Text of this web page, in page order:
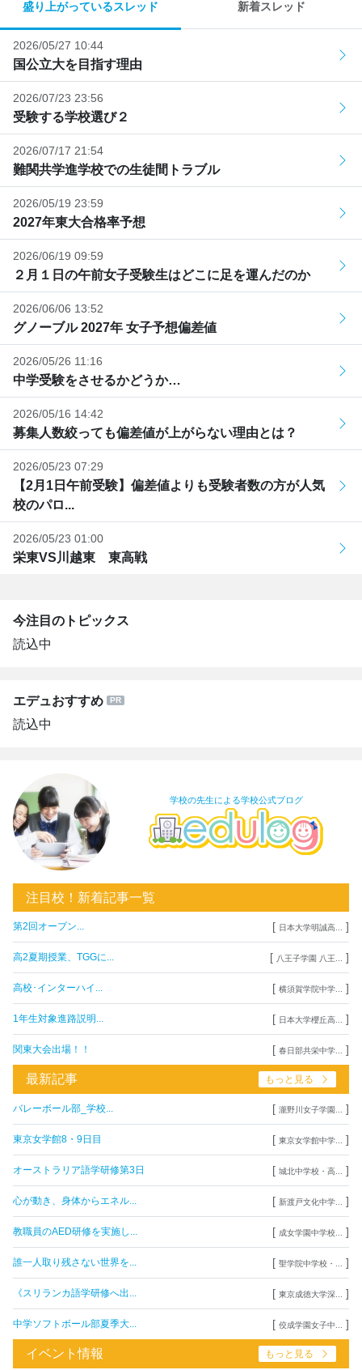
盛り上がっているスレッド 新着スレッド
2026/05/27 10:44
国公立大を目指す理由
2026/07/23 23:56
受験する学校選び２
2026/07/17 21:54
難関共学進学校での生徒間トラブル
2026/05/19 23:59
2027年東大合格率予想
2026/06/19 09:59
２月１日の午前女子受験生はどこに足を運んだのか
2026/06/06 13:52
グノーブル 2027年 女子予想偏差値
2026/05/26 11:16
中学受験をさせるかどうか…
2026/05/16 14:42
募集人数絞っても偏差値が上がらない理由とは？
2026/05/23 07:29
【2月1日午前受験】偏差値よりも受験者数の方が人気
校のパロ...
2026/05/23 01:00
栄東VS川越東 東高戦
今注目のトピックス
読込中
エデュおすすめ
読込中
学校の先生による学校公式ブログ
注目校！新着記事一覧
第2回オープン... [ 日本大学明誠高... ]
高2夏期授業、TGGに... [ 八王子学園 八王... ]
高校･インターハイ... [ 横須賀学院中学... ]
1年生対象進路説明... [ 日本大学櫻丘高... ]
関東大会出場！！ [ 春日部共栄中学... ]
最新記事 もっと見る
バレーボール部_学校... [ 瀧野川女子学園... ]
東京女学館8・9日目 [ 東京女学館中学... ]
オーストラリア語学研修第3日 [ 城北中学校・高... ]
心が動き、身体からエネル... [ 新渡戸文化中学... ]
教職員のAED研修を実施し... [ 成女学園中学校... ]
誰一人取り残さない世界を... [ 聖学院中学校・... ]
《スリランカ語学研修へ出... [ 東京成徳大学深... ]
中学ソフトボール部夏季大... [ 佼成学園女子中... ]
イベント情報 もっと見る